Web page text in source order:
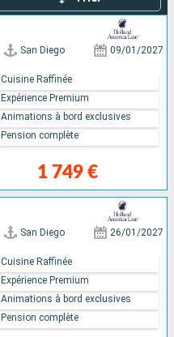
San Diego 09/01/2027
1 749 €
Cuisine Raffinée
Expérience Premium
Animations à bord exclusives
Pension complète
San Diego 26/01/2027
Cuisine Raffinée
Expérience Premium
Animations à bord exclusives
Pension complète